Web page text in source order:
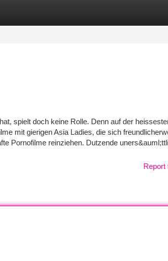
spielt doch keine Rolle. Denn auf der
mit gierigen Asia Ladies, die sich
Pornofilme reinziehen. Dutzende
Report